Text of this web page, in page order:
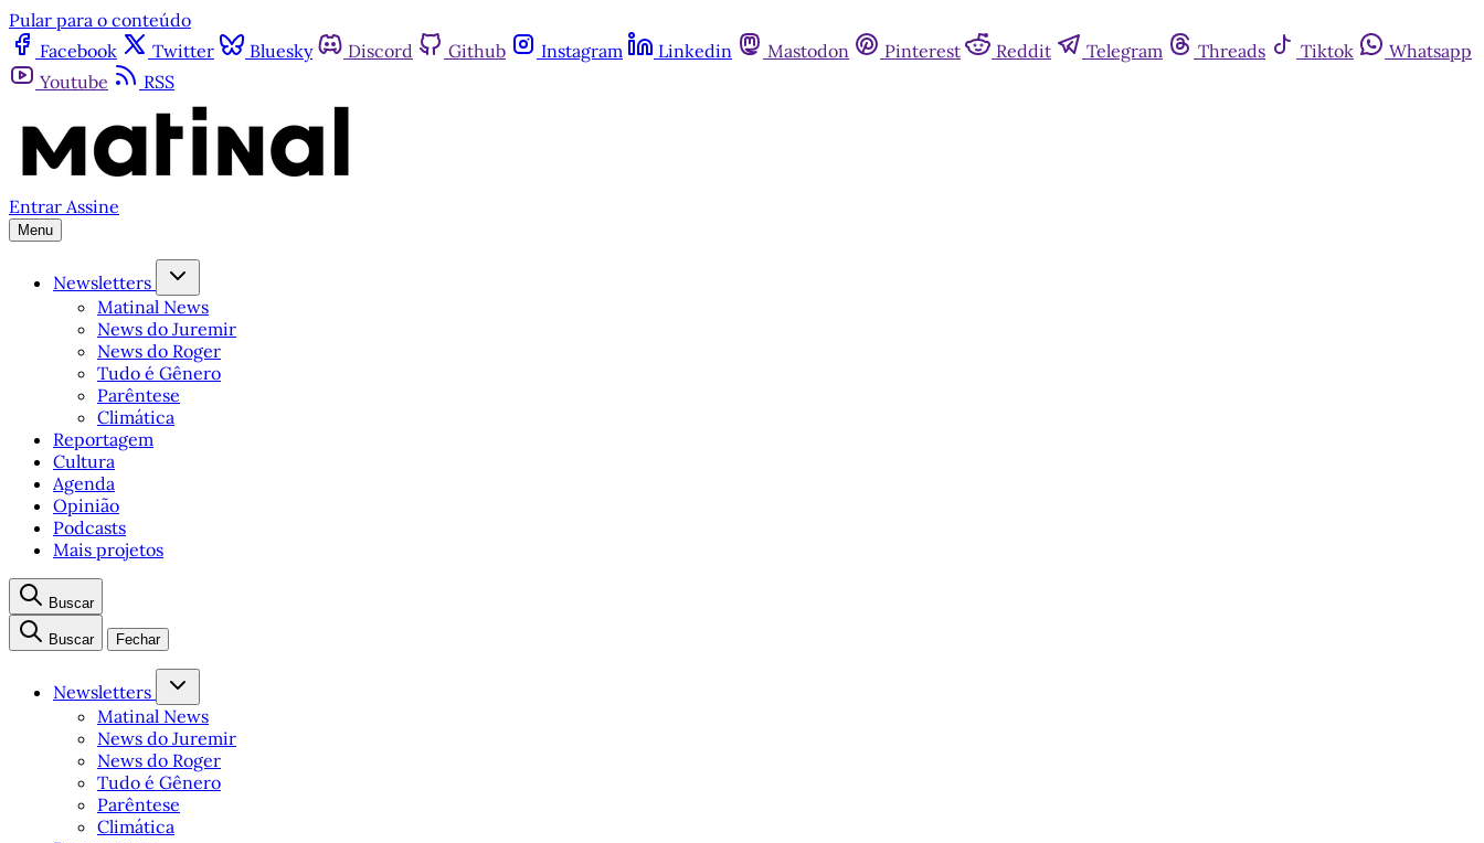
Pular para o conteúdo
Facebook
Twitter Bluesky Discord Github Instagram Linkedin Mastodon Pinterest Reddit Telegram Threads Tiktok
Whatsapp
Youtube
RSS
Entrar Assine
Menu
Newsletters
Matinal News
News do Juremir
News do Roger
Tudo é Gênero
Parêntese
Climática
Reportagem
Cultura
Agenda
Opinião
Podcasts
Mais projetos
Buscar
Buscar Fechar
Newsletters
Matinal News
News do Juremir
News do Roger
Tudo é Gênero
Parêntese
Climática